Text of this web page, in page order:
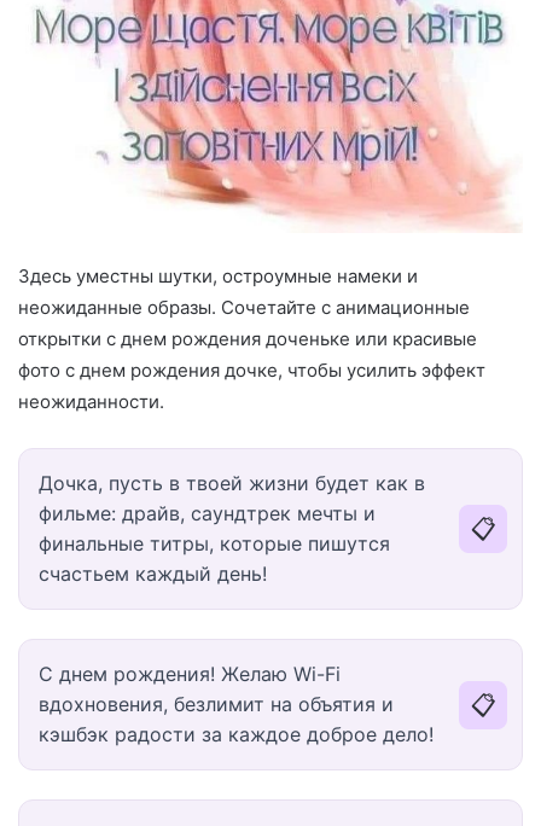
Здесь уместны шутки, остроумные намеки и
неожиданные образы. Сочетайте с анимационные
открытки с днем рождения доченьке или красивые
фото с днем рождения дочке, чтобы усилить эффект
неожиданности.
Дочка, пусть в твоей жизни будет как в
фильме: драйв, саундтрек мечты и
финальные титры, которые пишутся
счастьем каждый день!
📋
С днем рождения! Желаю Wi-Fi
вдохновения, безлимит на объятия и
кэшбэк радости за каждое доброе дело!
📋